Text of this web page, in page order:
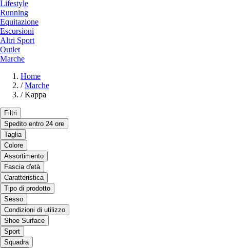
Lifestyle
Running
Equitazione
Escursioni
Altri Sport
Outlet
Marche
Home
/ Marche
/ Kappa
Filtri
Spedito entro 24 ore
Taglia
Colore
Assortimento
Fascia d'età
Caratteristica
Tipo di prodotto
Sesso
Condizioni di utilizzo
Shoe Surface
Sport
Squadra